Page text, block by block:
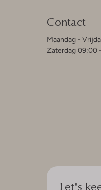
Contact
Maandag -
Zaterdag 09:00
Let's